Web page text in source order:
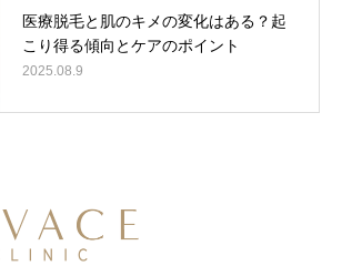
医療脱毛と肌のキメの変化はある？起
こり得る傾向とケアのポイント
2025.08.9